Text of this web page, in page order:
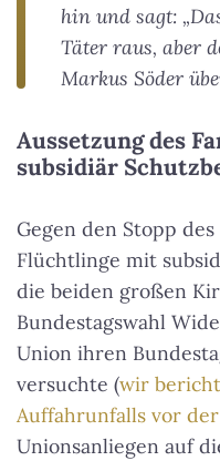
hin und sagt:
Täter raus, aber
Markus Söder
Aussetzung des
subsidiär
Gegen den Stopp
Flüchtlinge mit
die beiden großen
Bundestagswahl
Union ihren
versuchte (wir
Auffahrunfalls vor
Unionsanliegen auf